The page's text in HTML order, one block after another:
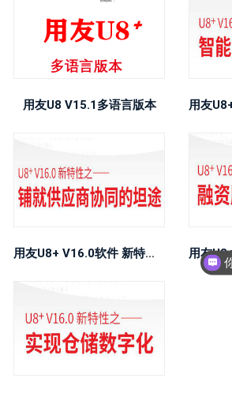
用友U8 V15.1多语言版本
用友U8+ V16.0软件 新特性之铺就供应商协同的坦途